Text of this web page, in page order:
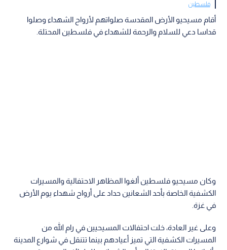
فلسطين
أقام مسيحيو الأرض المقدسة صلواتهم لأرواح الشهداء وصلوا
قداسا دعي للسلام والرحمة للشهداء في فلسطين المحتلة.
وكان مسيحيو فلسطين ألغوا المظاهر الاحتفالية والمسيرات
الكشفية الخاصة بأحد الشعانين حداد على أرواح شهداء يوم الأرض
في غزة.
وعلى غير العادة، خلت احتفالات المسيحيين في رام الله من
المسيرات الكشفية التي تميز أعيادهم بينما تتنقل في شوارع المدينة